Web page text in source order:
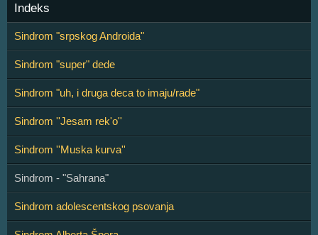
Indeks
Sindrom "srpskog Androida"
Sindrom "super" dede
Sindrom "uh, i druga deca to imaju/rade"
Sindrom ''Jesam rek'o''
Sindrom ''Muska kurva''
Sindrom - "Sahrana"
Sindrom adolescentskog psovanja